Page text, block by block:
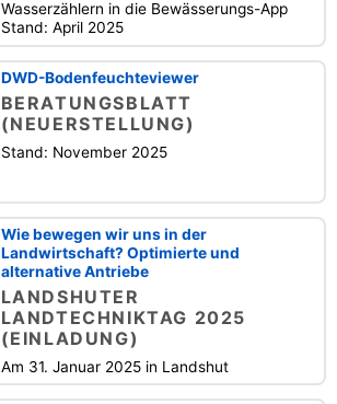
Wasserzählern in die Bewässerungs-App
Stand: April 2025
DWD-Bodenfeuchteviewer
BERATUNGSBLATT
(NEUERSTELLUNG)
Stand: November 2025
Wie bewegen wir uns in der
Landwirtschaft? Optimierte und
alternative Antriebe
LANDSHUTER
LANDTECHNIKTAG 2025
(EINLADUNG)
Am 31. Januar 2025 in Landshut